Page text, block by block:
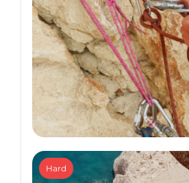
Multipitch Climbing
Multipitch (first steps)
Hard